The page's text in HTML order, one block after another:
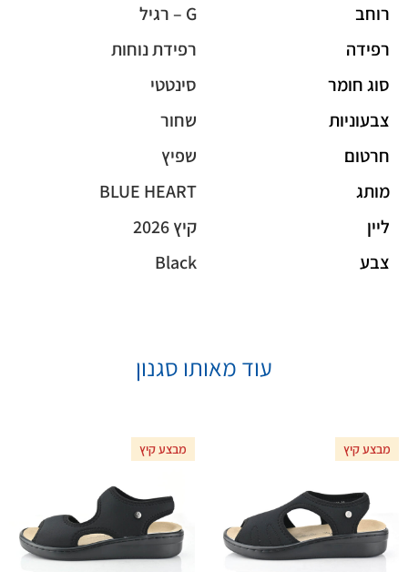
רוחב
G – רגיל
רפידה
רפידת נוחות
סוג חומר
סינטטי
צבעוניות
שחור
חרטום
שפיץ
מותג
BLUE HEART
ליין
קיץ 2026
צבע
Black
עוד מאותו סגנון
מבצע קיץ מבצע קיץ